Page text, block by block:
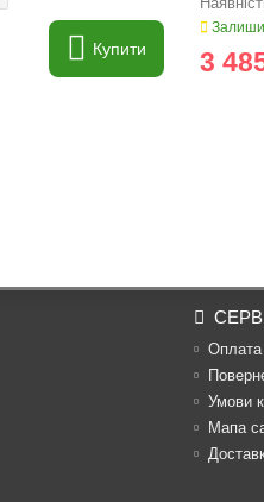
Купити 3
Оплата
Умови
Мапа